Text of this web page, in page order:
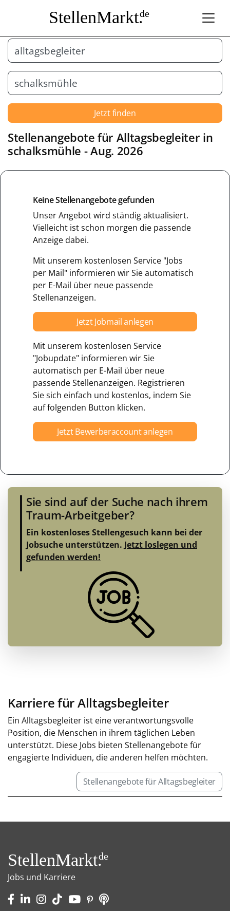
StellenMarkt.de
Jetzt finden
Stellenangebote für Alltagsbegleiter in
schalksmühle - Aug. 2026
Keine Stellenangebote gefunden
Unser Angebot wird ständig aktualisiert.
Vielleicht ist schon morgen die passende
Anzeige dabei.
Mit unserem kostenlosen Service "Jobs
per Mail" informieren wir Sie automatisch
per E-Mail über neue passende
Stellenanzeigen.
Jetzt Jobmail anlegen
Mit unserem kostenlosen Service
"Jobupdate" informieren wir Sie
automatisch per E-Mail über neue
passende Stellenanzeigen. Registrieren
Sie sich einfach und kostenlos, indem Sie
auf folgenden Button klicken.
Jetzt Bewerberaccount anlegen
Sie sind auf der Suche nach ihrem
Traum-Arbeitgeber?
Ein kostenloses Stellengesuch kann bei der
Jobsuche unterstützen. Jetzt loslegen und
gefunden werden!
Karriere für Alltagsbegleiter
Ein Alltagsbegleiter ist eine verantwortungsvolle
Position, die Menschen in ihrem täglichen Leben
unterstützt. Diese Jobs bieten Stellenangebote für
engagierte Individuen, die anderen helfen möchten.
Stellenangebote für Alltagsbegleiter
StellenMarkt.de
Jobs und Karriere